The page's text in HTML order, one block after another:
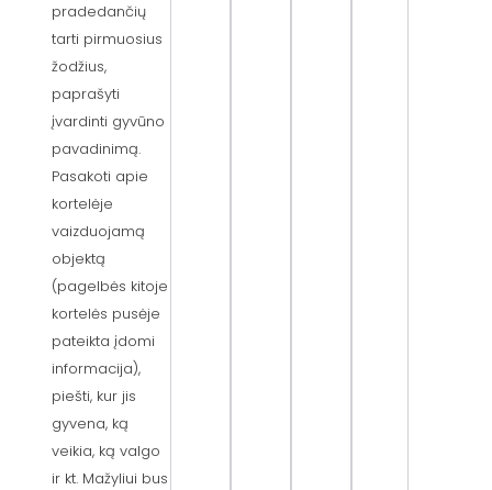
pradedančių
tarti pirmuosius
žodžius,
paprašyti
įvardinti gyvūno
pavadinimą.
Pasakoti apie
kortelėje
vaizduojamą
objektą
(pagelbės kitoje
kortelės pusėje
pateikta įdomi
informacija),
piešti, kur jis
gyvena, ką
veikia, ką valgo
ir kt. Mažyliui bus